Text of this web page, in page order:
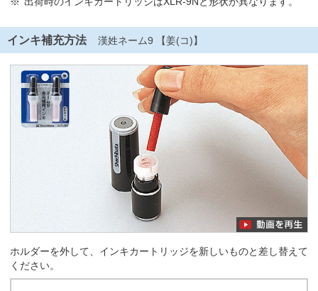
インキ補充方法 漢姓ネーム9 【姜(コ)】
ホルダーを外して、インキカートリッジを新しいものと差し替えて
ください。